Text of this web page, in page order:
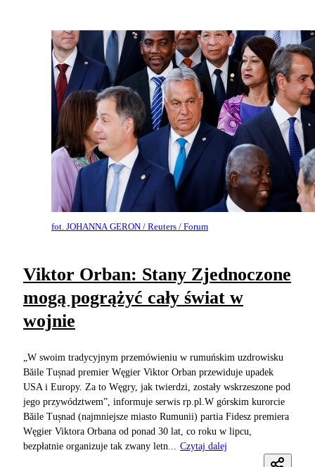
fot. JOHANNA GERON / Reuters / Forum
Viktor Orban: Stany Zjednoczone
mogą pogrążyć cały świat w
wojnie
„W swoim tradycyjnym przemówieniu w rumuńskim uzdrowisku
Băile Tușnad premier Węgier Viktor Orban przewiduje upadek
USA i Europy. Za to Węgry, jak twierdzi, zostały wskrzeszone pod
jego przywództwem”, informuje serwis rp.pl.W górskim kurorcie
Băile Tușnad (najmniejsze miasto Rumunii) partia Fidesz premiera
Węgier Viktora Orbana od ponad 30 lat, co roku w lipcu,
bezpłatnie organizuje tak zwany letn... Czytaj dalej